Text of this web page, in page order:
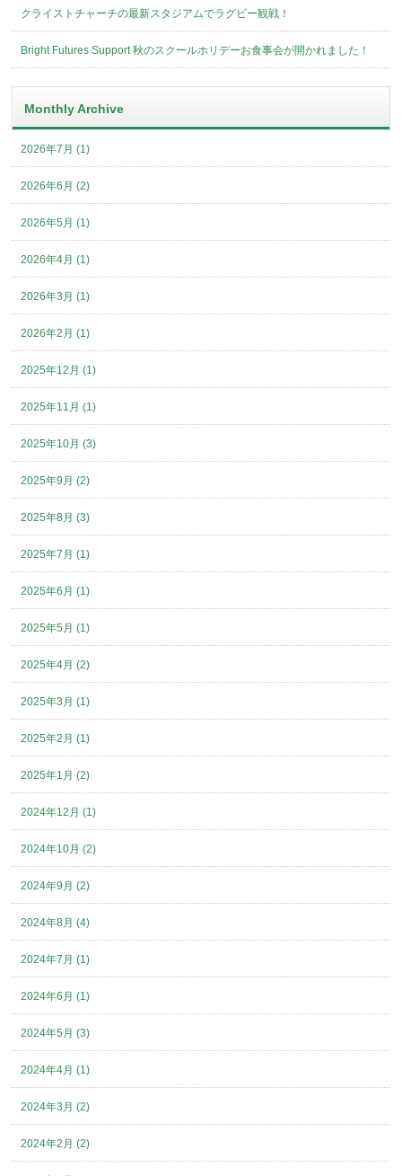
クライストチャーチの最新スタジアムでラグビー観戦！
Bright Futures Support 秋のスクールホリデーお食事会が開かれました！
Monthly Archive
2026年7月 (1)
2026年6月 (2)
2026年5月 (1)
2026年4月 (1)
2026年3月 (1)
2026年2月 (1)
2025年12月 (1)
2025年11月 (1)
2025年10月 (3)
2025年9月 (2)
2025年8月 (3)
2025年7月 (1)
2025年6月 (1)
2025年5月 (1)
2025年4月 (2)
2025年3月 (1)
2025年2月 (1)
2025年1月 (2)
2024年12月 (1)
2024年10月 (2)
2024年9月 (2)
2024年8月 (4)
2024年7月 (1)
2024年6月 (1)
2024年5月 (3)
2024年4月 (1)
2024年3月 (2)
2024年2月 (2)